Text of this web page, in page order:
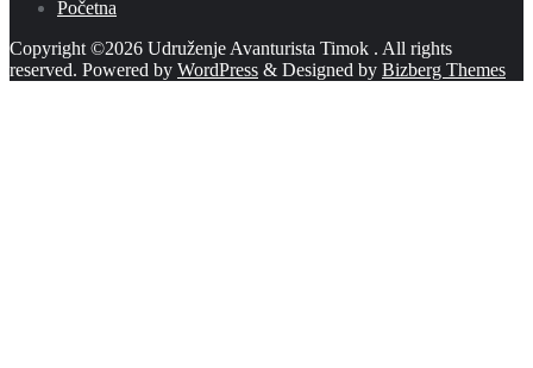
Početna
Copyright ©2026 Udruženje Avanturista Timok . All rights
reserved. Powered by WordPress & Designed by Bizberg Themes